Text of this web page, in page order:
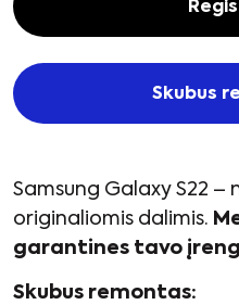
Skubus
Samsung Galaxy S22
originaliomis dalimis.
garantines tavo
Skubus remontas: